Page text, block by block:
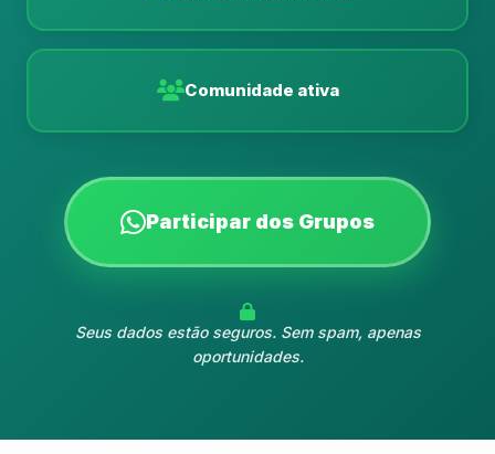
Comunidade ativa
Participar dos Grupos
Seus dados estão seguros. Sem spam, apenas
oportunidades.